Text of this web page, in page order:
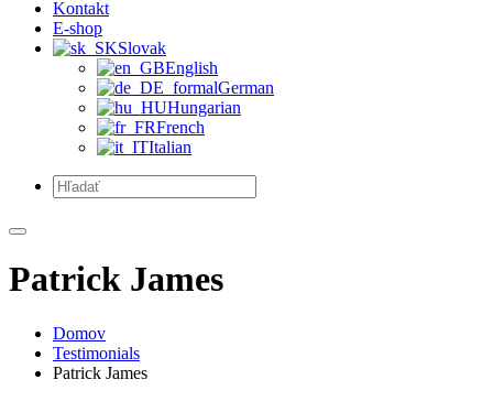
Kontakt
E-shop
Slovak
English
German
Hungarian
French
Italian
Patrick James
Domov
Testimonials
Patrick James